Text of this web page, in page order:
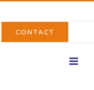
CONTACT